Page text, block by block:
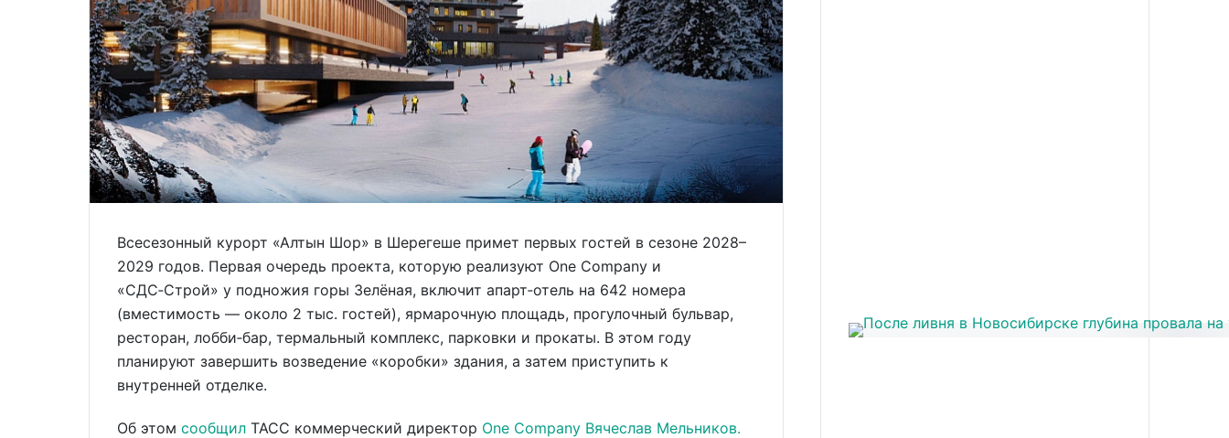
Всесезонный курорт «Алтын Шор» в Шерегеше примет первых гостей в сезоне 2028–
2029 годов. Первая очередь проекта, которую реализуют One Company и
«СДС‑Строй» у подножия горы Зелёная, включит апарт‑отель на 642 номера
(вместимость — около 2 тыс. гостей), ярмарочную площадь, прогулочный бульвар,
ресторан, лобби‑бар, термальный комплекс, парковки и прокаты. В этом году
планируют завершить возведение «коробки» здания, а затем приступить к
внутренней отделке.
Об этом сообщил ТАСС коммерческий директор One Company Вячеслав Мельников.